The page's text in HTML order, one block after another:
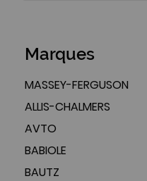
Marques
MASSEY-FERGUSON
ALLIS-CHALMERS
AVTO
BABIOLE
BAUTZ